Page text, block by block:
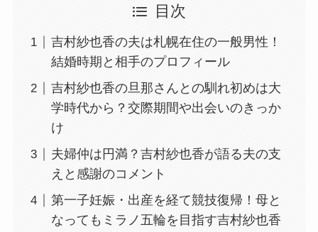
目次
吉村紗也香の夫は札幌在住の一般男性！
結婚時期と相手のプロフィール
吉村紗也香の旦那さんとの馴れ初めは大
学時代から？交際期間や出会いのきっか
け
夫婦仲は円満？吉村紗也香が語る夫の支
えと感謝のコメント
第一子妊娠・出産を経て競技復帰！母と
なってもミラノ五輪を目指す吉村紗也香